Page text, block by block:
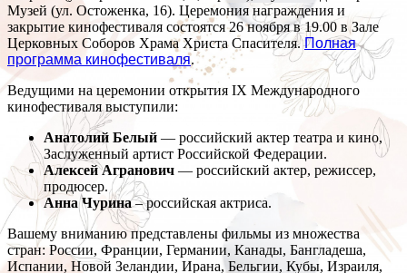
Музей (ул. Остоженка, 16). Церемония награждения и
закрытие кинофестиваля состоятся 26 ноября в 19.00 в Зале
Церковных Соборов Храма Христа Спасителя.Полная
программа кинофестиваля.
Ведущими на церемонии открытия IX Международного
кинофестиваля выступили:
Анатолий Белый — российский актер театра и кино,
Заслуженный артист Российской Федерации.
Алексей Агранович — российский актер, режиссер,
продюсер.
Анна Чурина– российская актриса.
Вашему вниманию представлены фильмы из множества
стран: России, Франции, Германии, Канады, Бангладеша,
Испании, Новой Зеландии, Ирана, Бельгии, Кубы, Израиля,